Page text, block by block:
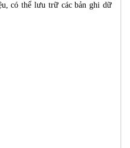
có thể lưu trữ các bản ghi dữ